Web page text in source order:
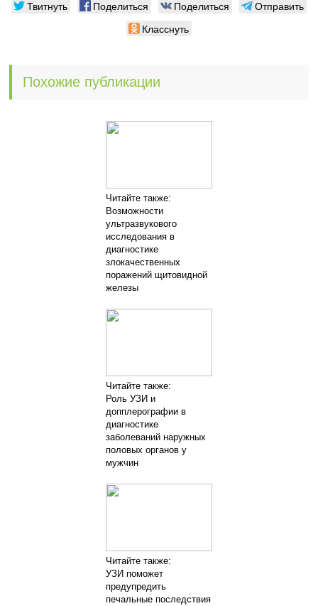
Твитнуть Поделиться Поделиться
Отправить
Класснуть
Похожие публикации
Читайте также:
Возможности
ультразвукового
исследования в
диагностике
злокачественных
поражений щитовидной
железы
Читайте также:
Роль УЗИ и
допплерографии в
диагностике
заболеваний наружных
половых органов у
мужчин
Читайте также:
УЗИ поможет
предупредить
печальные последствия